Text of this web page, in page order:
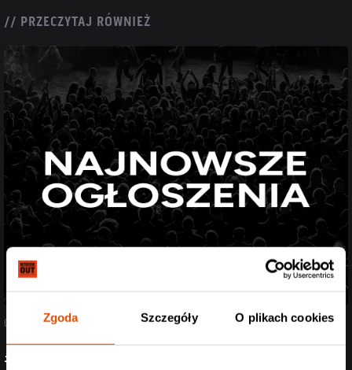
Zgoda Szczegóły O plikach cookies
// PRZECZYTAJ RÓWNIEŻ
07.08.2026
#StreszczenieTygodnia